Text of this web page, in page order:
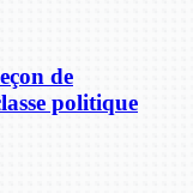
de
politique